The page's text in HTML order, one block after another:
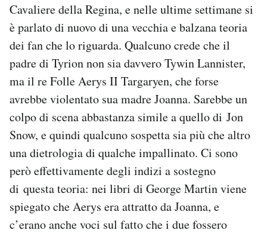
Cavaliere della Regina, e nelle ultime settimane si
è parlato di nuovo di una vecchia e balzana teoria
dei fan che lo riguarda. Qualcuno crede che il
padre di Tyrion non sia davvero Tywin Lannister,
ma il re Folle Aerys II Targaryen, che forse
avrebbe violentato sua madre Joanna. Sarebbe un
colpo di scena abbastanza simile a quello di Jon
Snow, e quindi qualcuno sospetta sia più che altro
una dietrologia di qualche impallinato. Ci sono
però effettivamente degli indizi a sostegno
di questa teoria: nei libri di George Martin viene
spiegato che Aerys era attratto da Joanna, e
c’erano anche voci sul fatto che i due fossero